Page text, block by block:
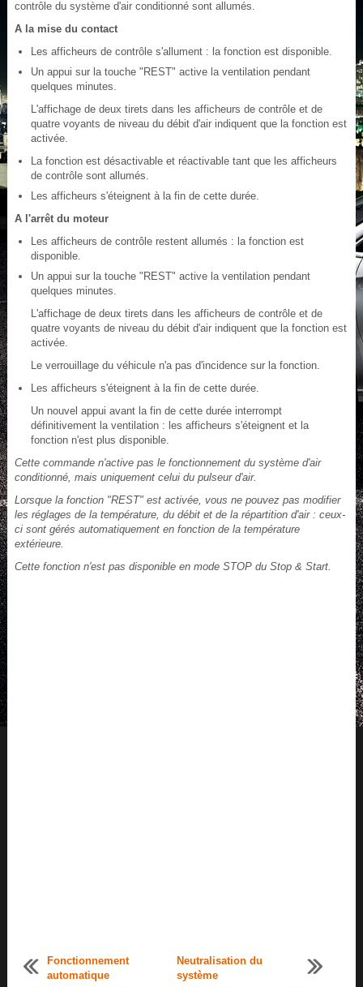
contrôle du système d'air conditionné sont allumés.
A la mise du contact
Les afficheurs de contrôle s'allument : la fonction est disponible.
Un appui sur la touche "REST" active la ventilation pendant
quelques minutes.
L'affichage de deux tirets dans les afficheurs de contrôle et de
quatre voyants de niveau du débit d'air indiquent que la fonction est
activée.
La fonction est désactivable et réactivable tant que les afficheurs
de contrôle sont allumés.
Les afficheurs s'éteignent à la fin de cette durée.
A l'arrêt du moteur
Les afficheurs de contrôle restent allumés : la fonction est
disponible.
Un appui sur la touche "REST" active la ventilation pendant
quelques minutes.
L'affichage de deux tirets dans les afficheurs de contrôle et de
quatre voyants de niveau du débit d'air indiquent que la fonction est
activée.
Le verrouillage du véhicule n'a pas d'incidence sur la fonction.
Les afficheurs s'éteignent à la fin de cette durée.
Un nouvel appui avant la fin de cette durée interrompt
définitivement la ventilation : les afficheurs s'éteignent et la
fonction n'est plus disponible.
Cette commande n'active pas le fonctionnement du système d'air
conditionné, mais uniquement celui du pulseur d'air.
Lorsque la fonction "REST" est activée, vous ne pouvez pas modifier
les réglages de la température, du débit et de la répartition d'air : ceux-
ci sont gérés automatiquement en fonction de la température
extérieure.
Cette fonction n'est pas disponible en mode STOP du Stop & Start.
Fonctionnement
automatique
Neutralisation du
système